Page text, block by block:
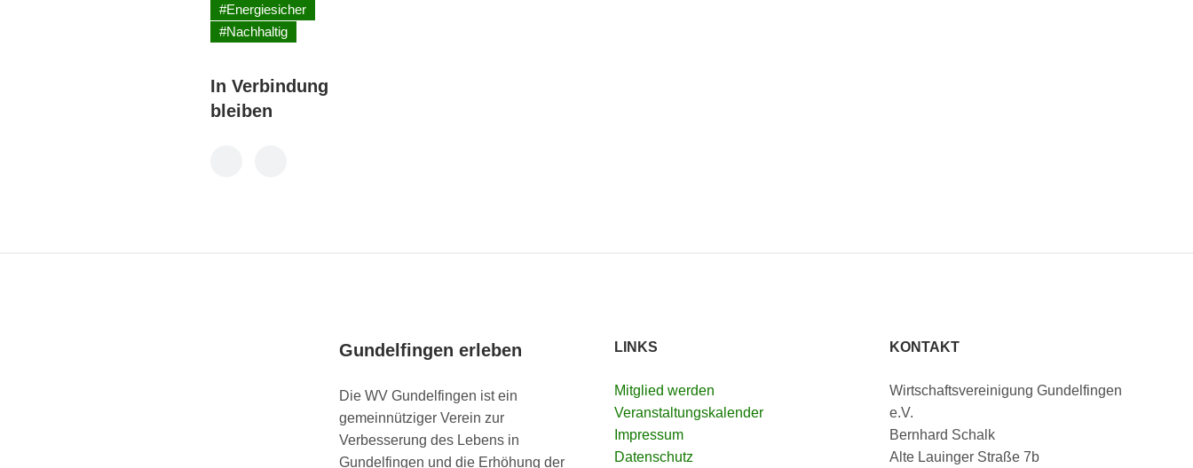
#Energiesicher
#Nachhaltig
In Verbindung
bleiben
Gundelfingen erleben
Die WV Gundelfingen ist ein
gemeinnütziger Verein zur
Verbesserung des Lebens in
Gundelfingen und die Erhöhung der
LINKS
Mitglied werden
Veranstaltungskalender
Impressum
Datenschutz
KONTAKT
Wirtschaftsvereinigung Gundelfingen
e.V.
Bernhard Schalk
Alte Lauinger Straße 7b